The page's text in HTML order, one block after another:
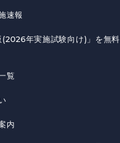
速報
(2026年実施試験向け)」を無料
覧
内